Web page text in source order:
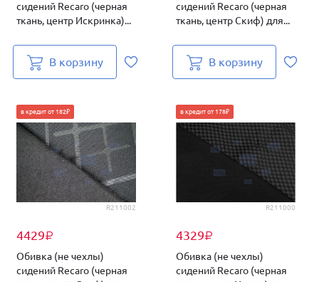
сидений Recaro (черная
ткань, центр Искринка)...
В корзину
сидений Recaro (черная
ткань, центр Скиф) для...
В корзину
R211002
4429₽
в кредит от 182₽
Обивка (не чехлы)
сидений Recaro (черная
R211000
4329₽
в кредит от 178₽
Обивка (не чехлы)
сидений Recaro (черная